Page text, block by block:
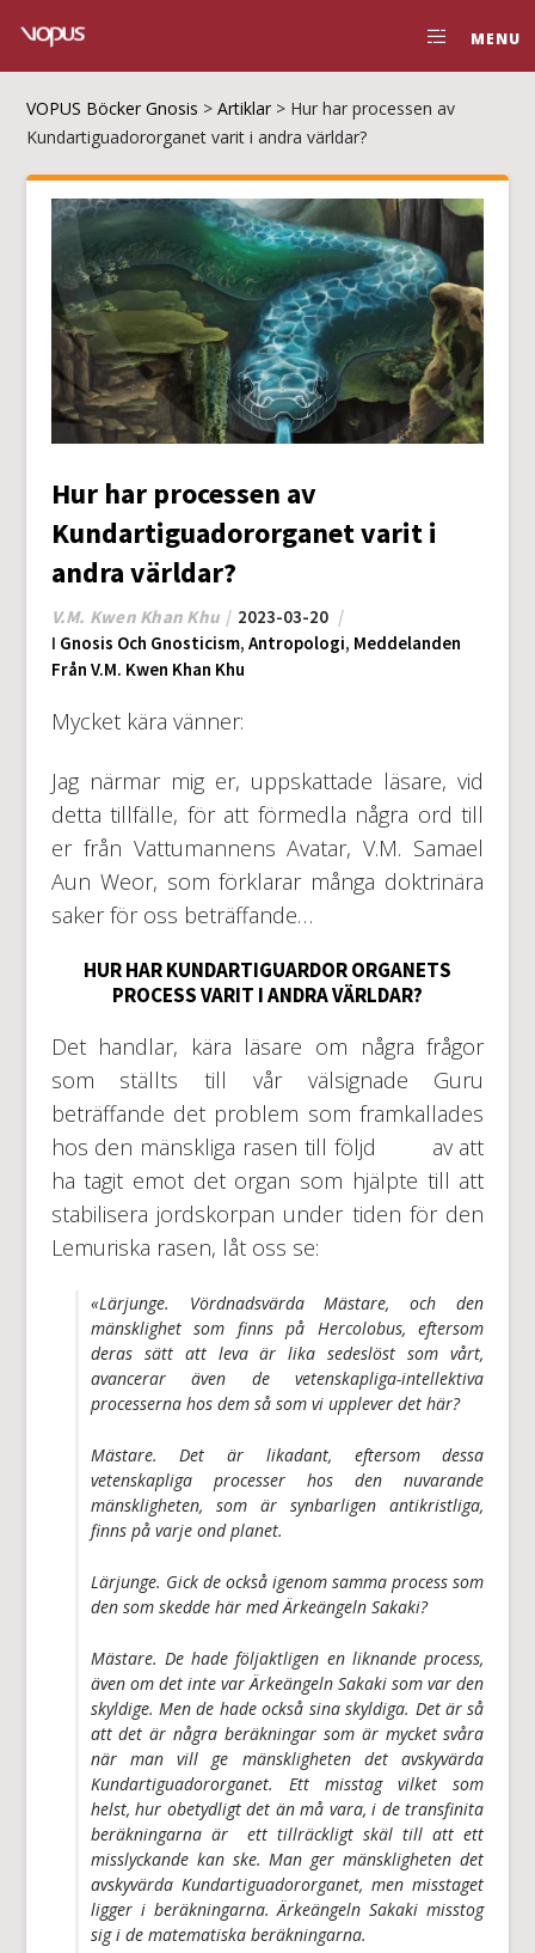
MENU
VOPUS Böcker Gnosis >Artiklar > Hur har processen av
Kundartiguadororganet varit i andra världar?
Hur har processen av
Kundartiguadororganet varit i
andra världar?
V.M. Kwen Khan Khu
2023-03-20
I Gnosis Och Gnosticism, Antropologi, Meddelanden
Från V.M. Kwen Khan Khu
Mycket kära vänner:
Jag närmar mig er, uppskattade läsare, vid
detta tillfälle, för att förmedla några ord till
er från Vattumannens Avatar, V.M. Samael
Aun Weor, som förklarar många doktrinära
saker för oss beträffande…
HUR HAR KUNDARTIGUARDOR ORGANETS
PROCESS VARIT I ANDRA VÄRLDAR?
Det handlar, kära läsare om några frågor
som ställts till vår välsignade Guru
beträffande det problem som framkallades
hos den mänskliga rasen till följd av att
ha tagit emot det organ som hjälpte till att
stabilisera jordskorpan under tiden för den
Lemuriska rasen, låt oss se:
«Lärjunge. Vördnadsvärda Mästare, och den
mänsklighet som finns på Hercolobus, eftersom
deras sätt att leva är lika sedeslöst som vårt,
avancerar även de vetenskapliga-intellektiva
processerna hos dem så som vi upplever det här?
Mästare. Det är likadant, eftersom dessa
vetenskapliga processer hos den nuvarande
mänskligheten, som är synbarligen antikristliga,
finns på varje ond planet.
Lärjunge. Gick de också igenom samma process som
den som skedde här med Ärkeängeln Sakaki?
Mästare. De hade följaktligen en liknande process,
även om det inte var Ärkeängeln Sakaki som var den
skyldige. Men de hade också sina skyldiga. Det är så
att det är några beräkningar som är mycket svåra
när man vill ge mänskligheten det avskyvärda
Kundartiguadororganet. Ett misstag vilket som
helst, hur obetydligt det än må vara, i de transfinita
beräkningarna är ett tillräckligt skäl till att ett
misslyckande kan ske. Man ger mänskligheten det
avskyvärda Kundartiguadororganet, men misstaget
ligger i beräkningarna. Ärkeängeln Sakaki misstog
sig i de matematiska beräkningarna.